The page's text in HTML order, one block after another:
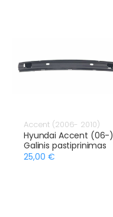
Accent (2006- 2010)
Hyundai Accent (06-)
Galinis pastiprinimas
25,00 €